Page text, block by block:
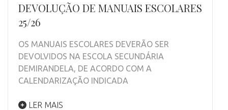
DEVOLUÇÃO DE MANUAIS ESCOLARES
25/26
OS MANUAIS ESCOLARES DEVERÃO SER
DEVOLVIDOS NA ESCOLA SECUNDÁRIA
DEMIRANDELA, DE ACORDO COM A
CALENDARIZAÇÃO INDICADA
LER MAIS